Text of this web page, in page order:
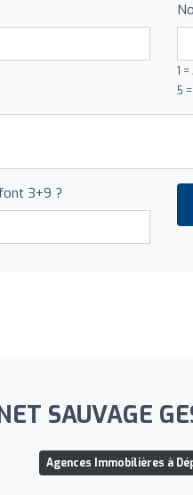
1
5
3+9 ?
SAUVAGE
Agences Immobilières à